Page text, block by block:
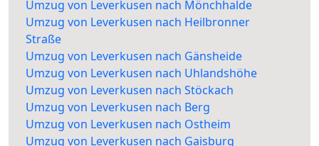
Umzug von Leverkusen nach Mönchhalde
Umzug von Leverkusen nach Heilbronner
Straße
Umzug von Leverkusen nach Gänsheide
Umzug von Leverkusen nach Uhlandshöhe
Umzug von Leverkusen nach Stöckach
Umzug von Leverkusen nach Berg
Umzug von Leverkusen nach Ostheim
Umzug von Leverkusen nach Gaisburg